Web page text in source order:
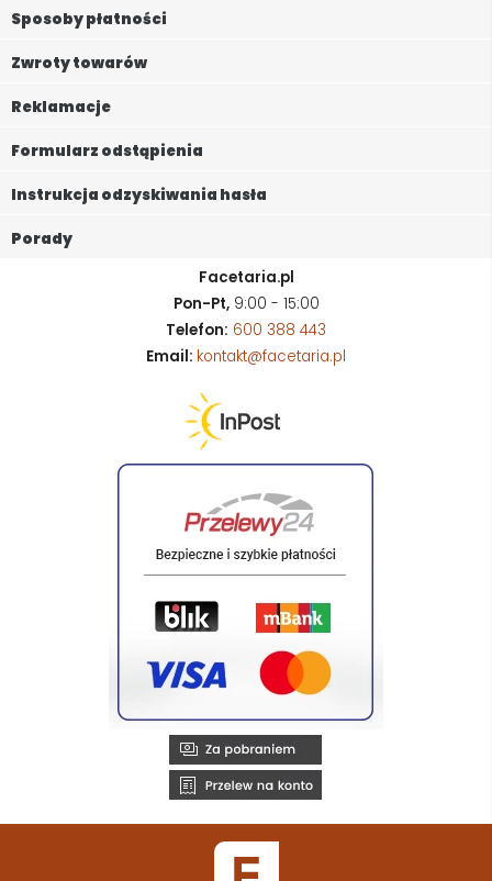
Sposoby płatności
Zwroty towarów
Reklamacje
Formularz odstąpienia
Instrukcja odzyskiwania hasła
Porady
Facetaria.pl
Pon-Pt,9:00 - 15:00
Telefon: 600 388 443
Email: kontakt@facetaria.pl